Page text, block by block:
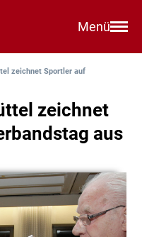
Menü
zeichnet Sportler auf
zeichnet
aus